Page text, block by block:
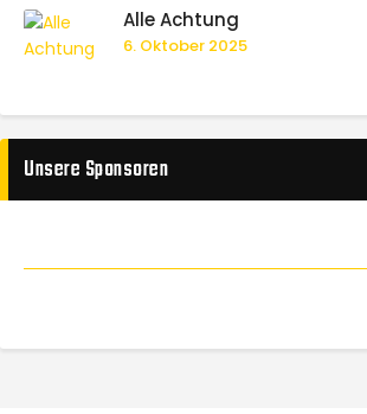
Alle Achtung
6. Oktober 2025
Unsere Sponsoren